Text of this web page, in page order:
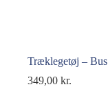
Træklegetøj – Bus
349,00 kr.